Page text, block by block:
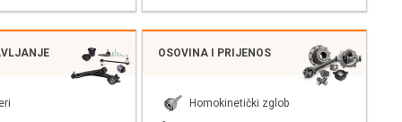
OSOVINA I PRIJENOS
Homokinetički zglob